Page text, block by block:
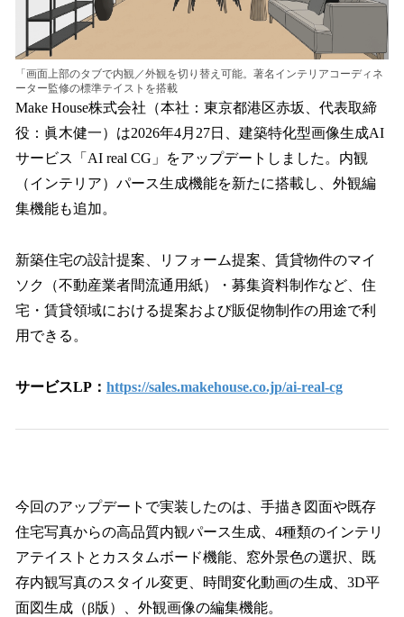
で
「画面上部のタブで内観／外観を切り替え可能。著名インテリアコーディネ
ーター監修の標準テイストを搭載
Make House株式会社（本社：東京都港区赤坂、代表取締
役：眞木健一）は2026年4月27日、建築特化型画像生成AI
サービス「AI real CG」をアップデートしました。内観
（インテリア）パース生成機能を新たに搭載し、外観編
集機能も追加。
新築住宅の設計提案、リフォーム提案、賃貸物件のマイ
ソク（不動産業者間流通用紙）・募集資料制作など、住
宅・賃貸領域における提案および販促物制作の用途で利
用できる。
サービスLP： https://sales.makehouse.co.jp/ai-real-cg
今回のアップデートで実装したのは、手描き図面や既存
住宅写真からの高品質内観パース生成、4種類のインテリ
アテイストとカスタムボード機能、窓外景色の選択、既
存内観写真のスタイル変更、時間変化動画の生成、3D平
面図生成（β版）、外観画像の編集機能。